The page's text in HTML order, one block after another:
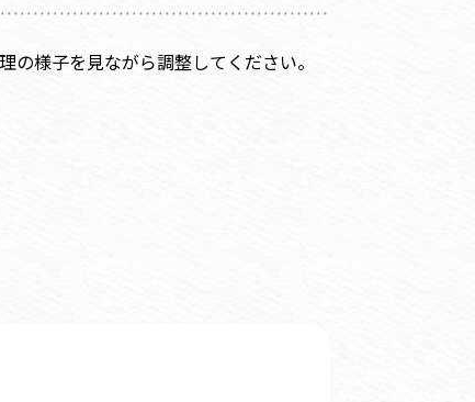
の様子を見ながら調整してください。